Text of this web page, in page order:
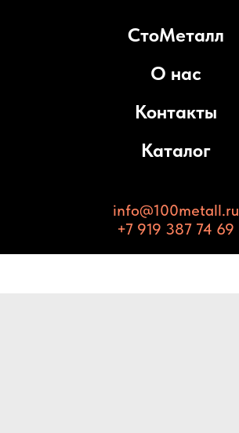
СтоМеталл
О нас
Контакты
Каталог
info@100metall.ru
+7 919 387 74 69